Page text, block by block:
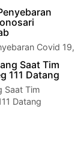
Covid
22 Wonosari…
Covid 19,
Warga
Saat Tim
111 Datang
Saat Tim
Datang